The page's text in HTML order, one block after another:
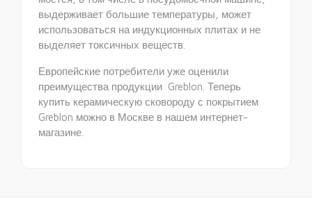
выдерживает большие температуры, может
использоваться на индукционных плитах и не
выделяет токсичных веществ.
Европейские потребители уже оценили
преимущества продукции Greblon. Теперь
купить керамическую сковороду с покрытием
Greblon можно в Москве в нашем интернет-
магазине.